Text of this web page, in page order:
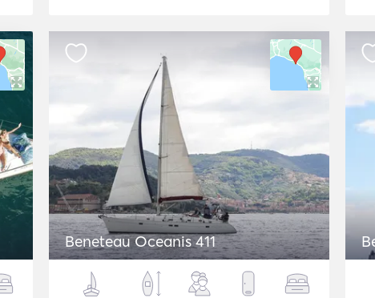
Beneteau Oceanis 411